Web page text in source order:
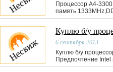
Процессор A4-
память
Куплю б/у
6 сентября 2013
Куплю б/у
Предпочтение Intel